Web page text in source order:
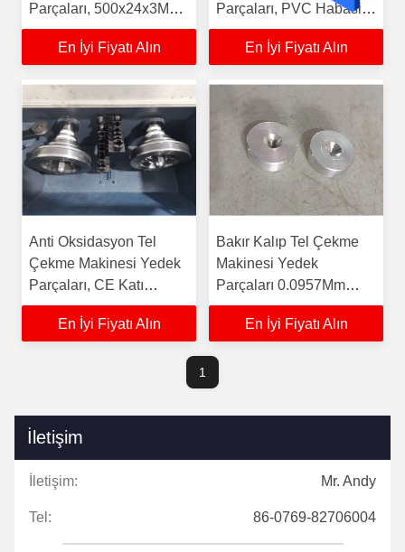
Parçaları, 500x24x3MM
Saf Nikel Şerit
En İyi Fiyatı Alın
Parçaları, PVC Habasit
Konveyör Bant
En İyi Fiyatı Alın
Anti Oksidasyon Tel
Çekme Makinesi Yedek
Parçaları, CE Katı
Seramik Hız Koni
KasnağıEn İyi Fiyatı Alın
Bakır Kalıp Tel Çekme
Makinesi Yedek
Parçaları 0.0957Mm
Korozyon Önleyici
En İyi Fiyatı Alın
1
İletişim
İletişim: Mr. Andy
Tel: 86-0769-82706004